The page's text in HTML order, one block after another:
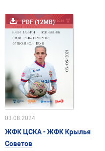
PDF (12MB)
03.08.2024
ЖФК ЦСКА - ЖФК Крылья
Советов